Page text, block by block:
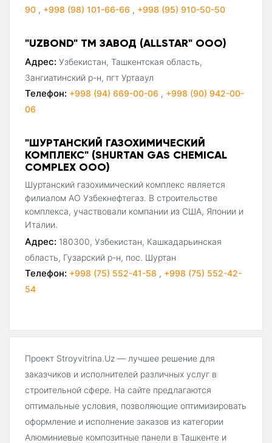
90 , +998 (98) 101-66-66 , +998 (95) 910-50-50
"UZBOND" ТМ ЗАВОД (ALLSTAR" ООО)
Адрес: Узбекистан, Ташкентская область,
Зангиатинский р-н, пгт Уртааул
Телефон: +998 (94) 669-00-06 , +998 (90) 942-00-
06
"ШУРТАНСКИЙ ГАЗОХИМИЧЕСКИЙ
КОМПЛЕКС" (SHURTAN GAS CHEMICAL
COMPLEX ООО)
Шуртанский газохимический комплекс является
филиалом АО Узбекнефтегаз. В строительстве
комплекса, участвовали компании из США, Японии и
Италии.
Адрес: 180300, Узбекистан, Кашкадарьинская
область, Гузарский р-н, пос. Шуртан
Телефон: +998 (75) 552-41-58 , +998 (75) 552-42-
54
Проект Stroyvitrina.Uz — лучшее решение для
заказчиков и исполнителей различных услуг в
строительной сфере. На сайте предлагаются
оптимальные условия, позволяющие оптимизировать
оформление и исполнение заказов из категории
Алюминиевые композитные панели в Ташкенте и